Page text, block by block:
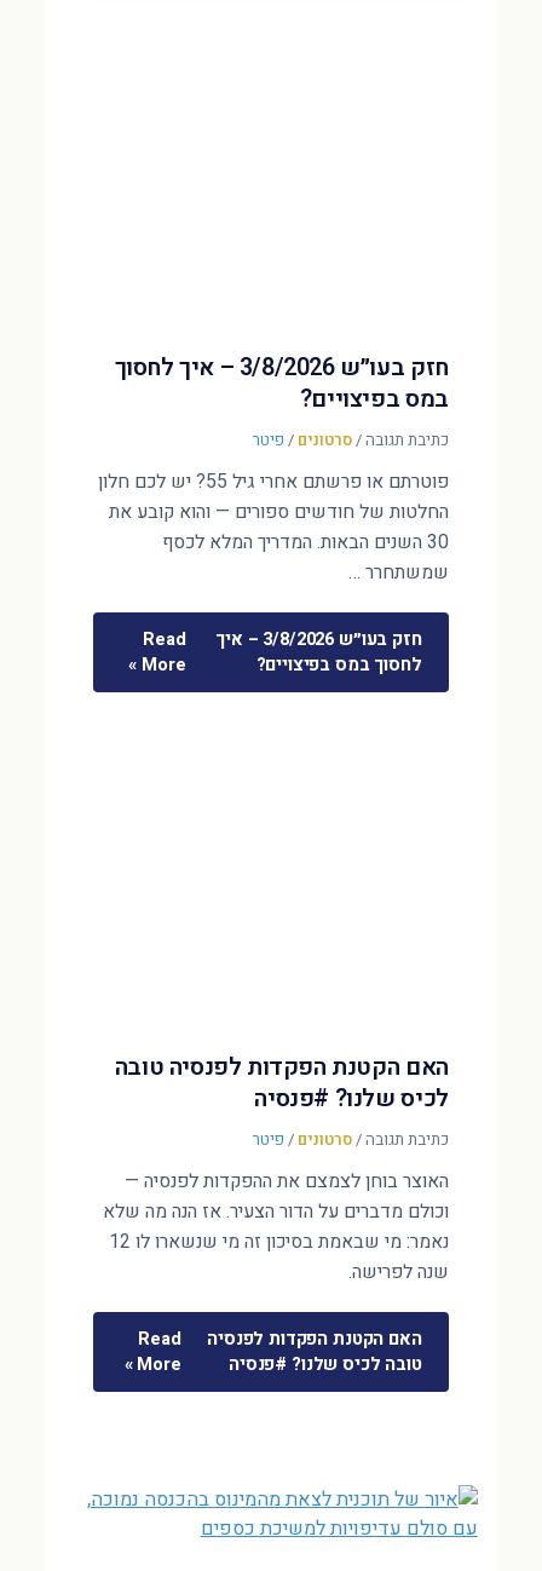
חזק בעו״ש 3/8/2026 – איך לחסוך
במס בפיצויים?
כתיבת תגובה/סרטונים / פיטר
פוטרתם או פרשתם אחרי גיל 55? יש לכם חלון
החלטות של חודשים ספורים — והוא קובע את
30 השנים הבאות. המדריך המלא לכסף
שמשתחרר …
חזק בעו״ש 3/8/2026 – איך
לחסוך במס בפיצויים?
Read
More »
האם הקטנת הפקדות לפנסיה טובה
לכיס שלנו? #פנסיה
כתיבת תגובה/סרטונים / פיטר
האוצר בוחן לצמצם את ההפקדות לפנסיה —
וכולם מדברים על הדור הצעיר. אז הנה מה שלא
נאמר: מי שבאמת בסיכון זה מי שנשארו לו 12
שנה לפרישה.
האם הקטנת הפקדות לפנסיה
טובה לכיס שלנו? #פנסיה
Read
More »